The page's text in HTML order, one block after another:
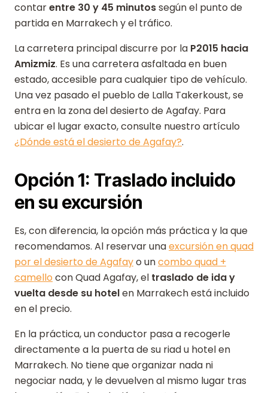
contarentre 30 y 45 minutossegún el punto de
partida en Marrakech y el tráfico.
La carretera principal discurre por la P2015 hacia
Amizmiz. Es una carretera asfaltada en buen
estado, accesible para cualquier tipo de vehículo.
Una vez pasado el pueblo de Lalla Takerkoust, se
entra en la zona del desierto de Agafay. Para
ubicar el lugar exacto, consulte nuestro artículo
¿Dónde está el desierto de Agafay?.
Opción 1: Traslado incluido
en su excursión
Es, con diferencia, la opción más práctica y la que
recomendamos. Al reservar unaexcursión en quad
por el desierto de Agafayo uncombo quad +
camello con Quad Agafay, el traslado de ida y
vuelta desde su hotelen Marrakech está incluido
en el precio.
En la práctica, un conductor pasa a recogerle
directamente a la puerta de su riad u hotel en
Marrakech. No tiene que organizar nada ni
negociar nada, y le devuelven al mismo lugar tras